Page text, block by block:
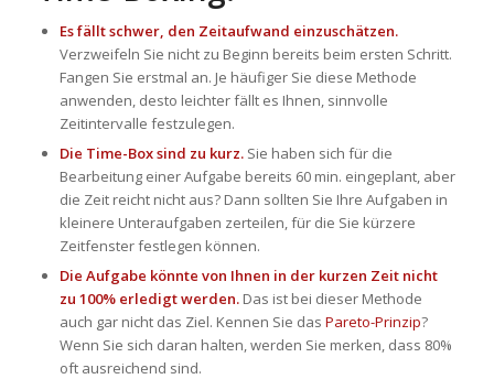
Es fällt schwer, den Zeitaufwand einzuschätzen.
Verzweifeln Sie nicht zu Beginn bereits beim ersten Schritt.
Fangen Sie erstmal an. Je häufiger Sie diese Methode
anwenden, desto leichter fällt es Ihnen, sinnvolle
Zeitintervalle festzulegen.
Die Time-Box sind zu kurz.Sie haben sich für die
Bearbeitung einer Aufgabe bereits 60 min. eingeplant, aber
die Zeit reicht nicht aus? Dann sollten Sie Ihre Aufgaben in
kleinere Unteraufgaben zerteilen, für die Sie kürzere
Zeitfenster festlegen können.
Die Aufgabe könnte von Ihnen in der kurzen Zeit nicht
zu 100% erledigt werden. Das ist bei dieser Methode
auch gar nicht das Ziel. Kennen Sie das Pareto-Prinzip?
Wenn Sie sich daran halten, werden Sie merken, dass 80%
oft ausreichend sind.